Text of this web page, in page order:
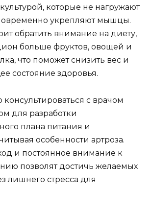
которые не нагружают
укрепляют мышцы.
обратить внимание на диету,
больше фруктов, овощей и
что поможет снизить вес и
состояние здоровья.
консультироваться с врачом
для разработки
плана питания и
особенности артроза.
и постоянное внимание к
позволят достичь желаемых
лишнего стресса для